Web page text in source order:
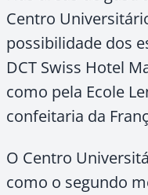
Centro
possibilidade dos
DCT Swiss Hotel
como pela Ecole
confeitaria da
O Centro
como o segundo